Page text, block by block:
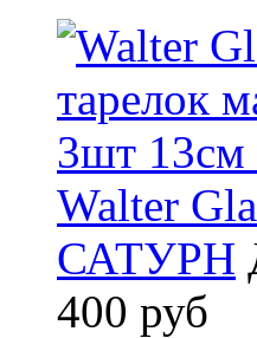
Walter
САТУРН
400 руб